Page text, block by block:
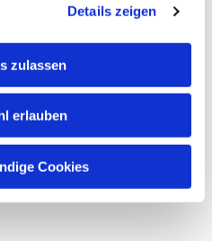
Details zeigen
zulassen
erlauben
Cookies